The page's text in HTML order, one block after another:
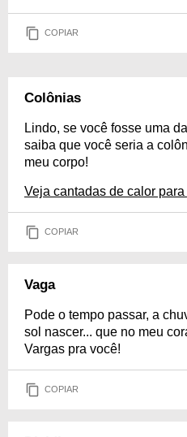
COPIAR
Colônias
Lindo, se você fosse uma
saiba que você seria a
meu corpo!
Veja cantadas de calor
COPIAR
Vaga
Pode o tempo passar, a
sol nascer... que no meu
Vargas pra você!
COPIAR